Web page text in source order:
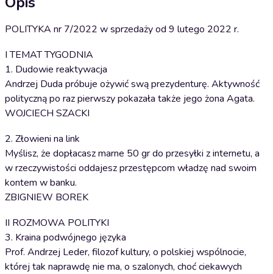
POLITYKA nr 7/2022 w sprzedaży od 9 lutego 2022 r.
I TEMAT TYGODNIA
1. Dudowie reaktywacja
Andrzej Duda próbuje ożywić swą prezydenturę. Aktywność
polityczną po raz pierwszy pokazała także jego żona Agata.
WOJCIECH SZACKI
2. Złowieni na link
Myślisz, że dopłacasz marne 50 gr do przesyłki z internetu, a
w rzeczywistości oddajesz przestępcom władzę nad swoim
kontem w banku.
ZBIGNIEW BOREK
II ROZMOWA POLITYKI
3. Kraina podwójnego języka
Prof. Andrzej Leder, filozof kultury, o polskiej wspólnocie,
której tak naprawdę nie ma, o szalonych, choć ciekawych